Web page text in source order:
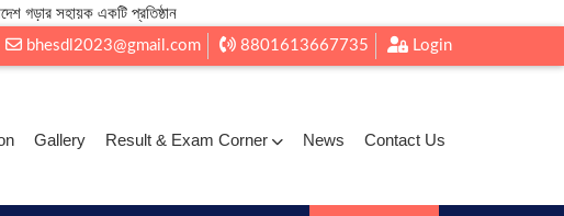
গড়ার সহায়ক একটি প্রতিষ্ঠান
bhesdl2023@gmail.com 8801613667735 Login
Gallery Result & Exam Corner News Contact Us